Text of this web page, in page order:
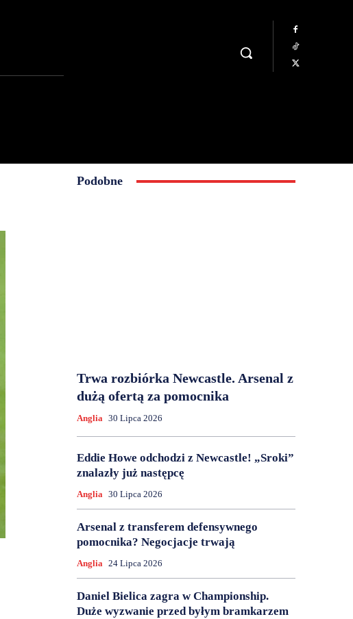
Podobne
Trwa rozbiórka Newcastle. Arsenal z
dużą ofertą za pomocnika
Anglia 30 Lipca 2026
Eddie Howe odchodzi z Newcastle! „Sroki”
znalazły już następcę
Anglia 30 Lipca 2026
Arsenal z transferem defensywnego
pomocnika? Negocjacje trwają
Anglia 24 Lipca 2026
Daniel Bielica zagra w Championship.
Duże wyzwanie przed byłym bramkarzem